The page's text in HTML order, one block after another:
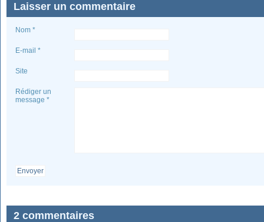
Laisser un commentaire
Nom *
E-mail *
Site
Rédiger un
message *
Envoyer
2 commentaires